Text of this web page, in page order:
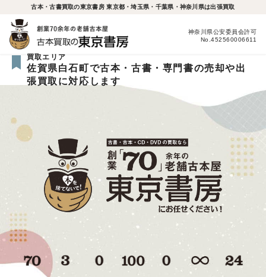
古本・古書買取の東京書房 東京都・埼玉県・千葉県・神奈川県は出張買取
神奈川県公安委員会許可
No.452560006611
買取エリア
佐賀県白石町で古本・古書・専門書の売却や出
張買取に対応します